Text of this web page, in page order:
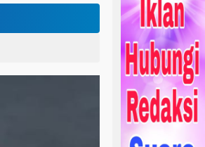
Bupati Humbahas Tutup Bupati Cup, Puluhan Ribu Penonton Padati Lapangan Merdeka Saksikan Final.